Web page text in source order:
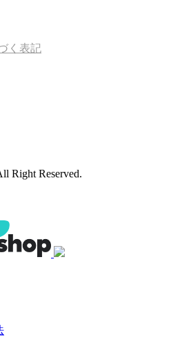
く表記
Right Reserved.